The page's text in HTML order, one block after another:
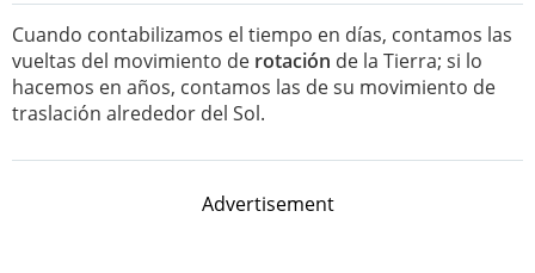
Cuando contabilizamos el tiempo en días, contamos las
vueltas del movimiento de rotación de la Tierra; si lo
hacemos en años, contamos las de su movimiento de
traslación alrededor del Sol.
Advertisement